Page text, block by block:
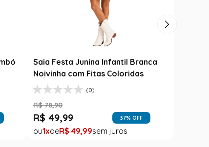
Varinha Das Varinhas - Harry
R$ 149,99
R$ 99,99 33% OFF
1 R$ 99, 99